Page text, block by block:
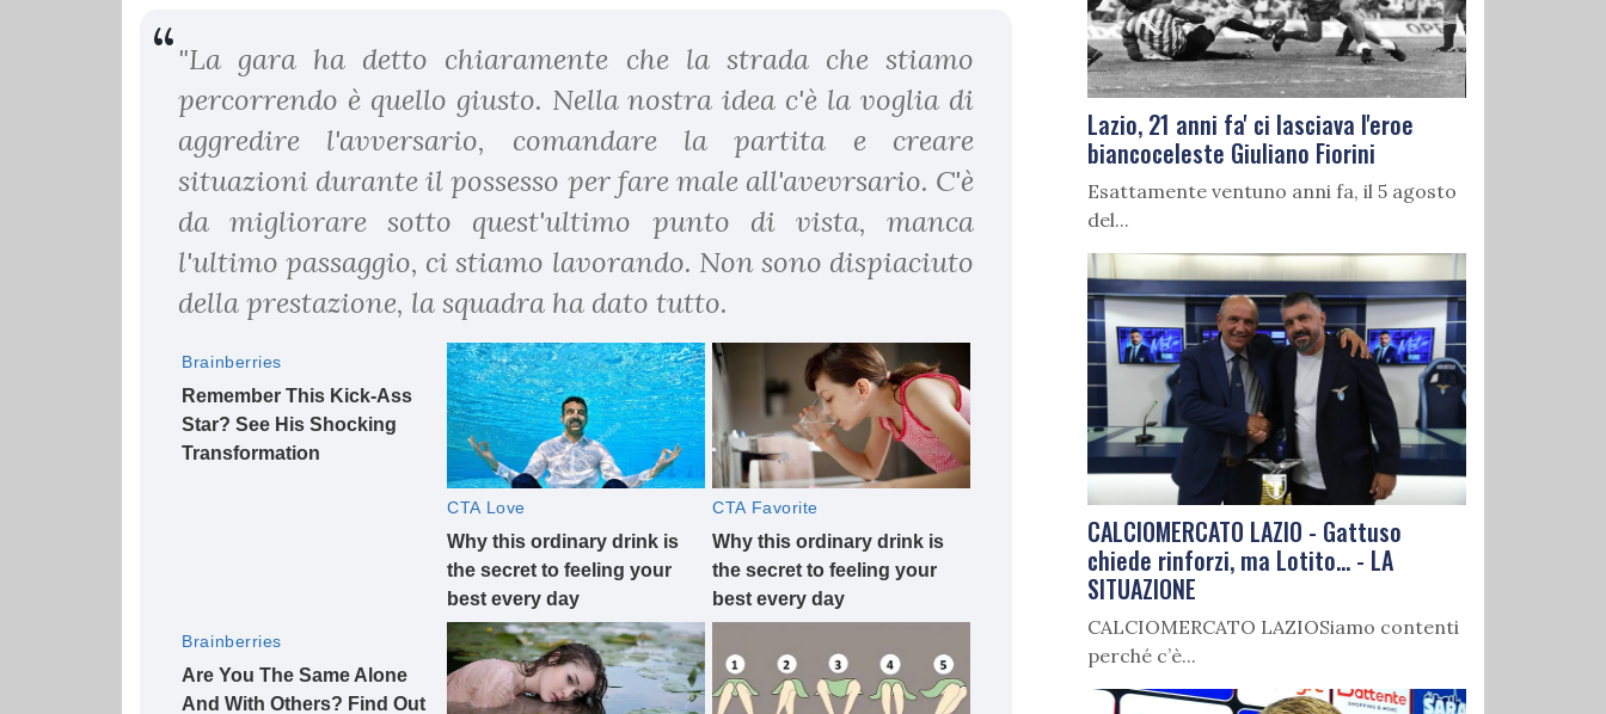
"La gara ha detto chiaramente che la strada che stiamo
percorrendo è quello giusto. Nella nostra idea c'è la voglia di
aggredire l'avversario, comandare la partita e creare
situazioni durante il possesso per fare male all'avevrsario. C'è
da migliorare sotto quest'ultimo punto di vista, manca
l'ultimo passaggio, ci stiamo lavorando. Non sono dispiaciuto
della prestazione, la squadra ha dato tutto.
Lazio, 21 anni fa' ci lasciava l'eroe
biancoceleste Giuliano Fiorini
Esattamente ventuno anni fa, il 5 agosto
del...
CALCIOMERCATO LAZIO - Gattuso
chiede rinforzi, ma Lotito... - LA
SITUAZIONE
CALCIOMERCATO LAZIOSiamo contenti
perché c’è...